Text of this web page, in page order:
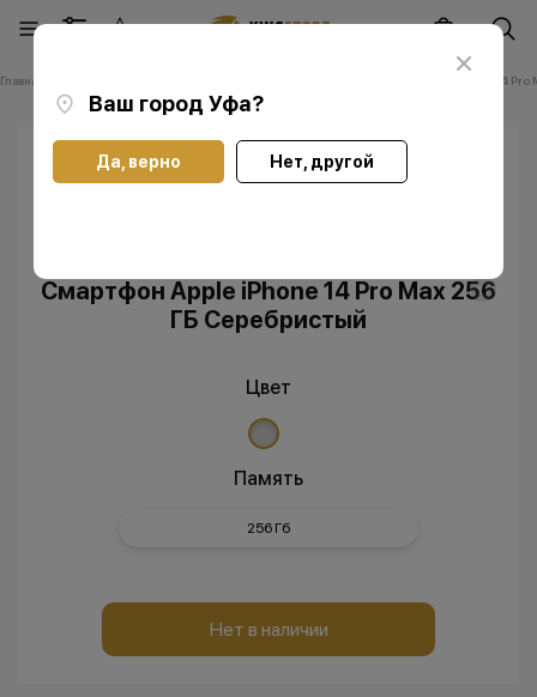
Ваш город Уфа?
Да, верно Нет, другой
Главная Смартфоны Apple iPhone 14 Pro
Смартфон Apple iPhone 14 Pro Max 256
ГБ Серебристый
Цвет
Память
256 Гб
Нет в наличии